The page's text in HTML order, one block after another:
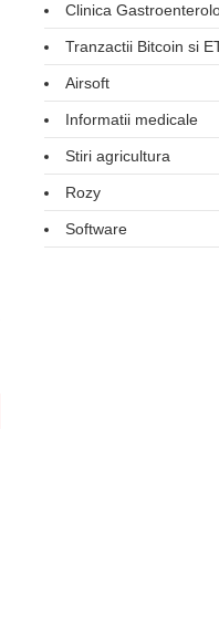
Clinica
Tranzactii Bitcoin si
Airsoft
Informatii medicale
Stiri agricultura
Rozy
Software